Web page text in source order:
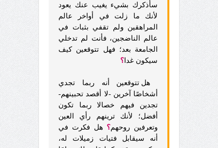
سأذكرك بشيء يغيب عنك يعود
لأنك ما زلت في أواخر عالم
المراهقين ولم تقفي بثبات في
عالم الناضجين، فأنت لم تدخلي
الجامعة بعد؛ فهل تتوقعين كيف
سيكون غدا ؟
هل تتوقعين أنه ربما تجدي
أشخاصًا آخرين -لا أقصد تحبينهم-
تجدين فيهم خصالا ربما تكون
أفضل؛ لأنك ترينهم رأي العين
وتعرفين روحهم؟ هل فكرت في
أنه سيقابل فتيات زميلات له،